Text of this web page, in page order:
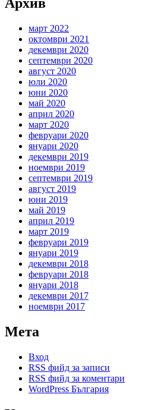
Архив
март 2022
октомври 2021
декември 2020
септември 2020
август 2020
юли 2020
юни 2020
май 2020
април 2020
март 2020
февруари 2020
януари 2020
декември 2019
ноември 2019
септември 2019
август 2019
юни 2019
май 2019
април 2019
март 2019
февруари 2019
януари 2019
декември 2018
февруари 2018
януари 2018
декември 2017
ноември 2017
Мета
Вход
RSS фийд за записи
RSS фийд за коментари
WordPress България